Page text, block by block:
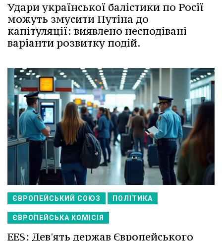
Удари української балістики по Росії
можуть змусити Путіна до
капітуляції: виявлено несподівані
варіанти розвитку подій.
ЄВРОПЕЙСЬКИЙ СОЮЗ ПОЛІТИКА
ЄВРОПЕЙСЬКА КОМІСІЯ
EES: Дев'ять держав Європейського